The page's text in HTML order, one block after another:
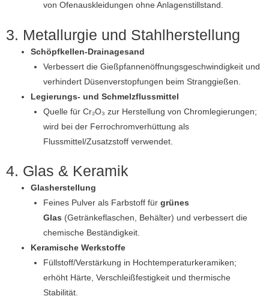
von Ofenauskleidungen ohne Anlagenstillstand.
3. Metallurgie und Stahlherstellung
Schöpfkellen-Drainagesand
Verbessert die Gießpfannenöffnungsgeschwindigkeit und
verhindert Düsenverstopfungen beim Stranggießen.
Legierungs- und Schmelzflussmittel
Quelle für Cr₂O₃ zur Herstellung von Chromlegierungen;
wird bei der Ferrochromverhüttung als
Flussmittel/Zusatzstoff verwendet.
4. Glas & Keramik
Glasherstellung
Feines Pulver als Farbstoff für grünes
Glas (Getränkeflaschen, Behälter) und verbessert die
chemische Beständigkeit.
Keramische Werkstoffe
Füllstoff/Verstärkung in Hochtemperaturkeramiken;
erhöht Härte, Verschleißfestigkeit und thermische
Stabilität.